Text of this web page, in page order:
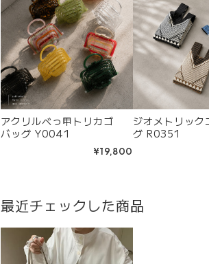
アクリルべっ甲トリカゴ
バッグ Y0041
¥19,800
ジオメトリック
グ R0351
最近チェックした商品